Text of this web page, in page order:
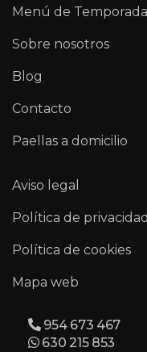
Menú de Temporada
Sobre nosotros
Blog
Contacto
Paellas a domicilio
Aviso legal
Política de privacidad
Política de cookies
Mapa web
954 673 467
630 215 853